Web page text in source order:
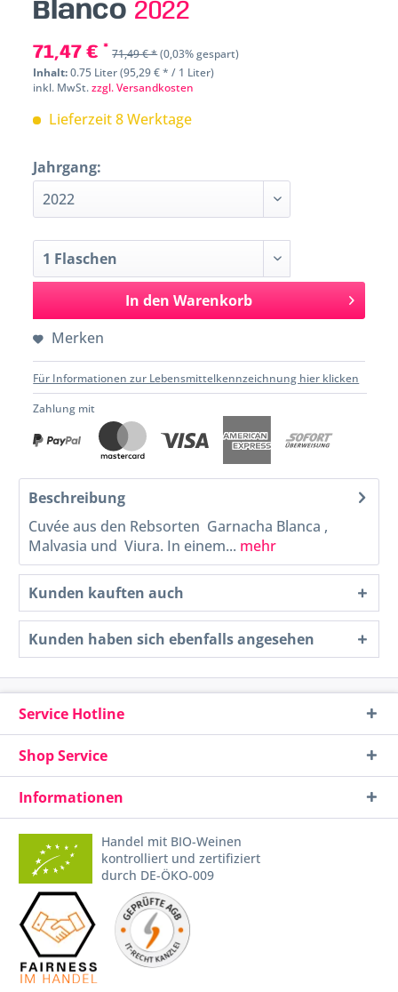
Blanco 2022
71,47 € * 71,49 € *(0,03% gespart)
Inhalt:0.75 Liter (95,29 € * / 1 Liter)
inkl. MwSt.zzgl. Versandkosten
Lieferzeit 8 Werktage
Jahrgang:
In den Warenkorb
Merken
Für Informationen zur Lebensmittelkennzeichnung hier klicken
Zahlung mit
Beschreibung
Cuvée aus den Rebsorten Garnacha Blanca ,
Malvasia und Viura. In einem... mehr
Kunden kauften auch
Kunden haben sich ebenfalls angesehen
Service Hotline
Shop Service
Informationen
Handel mit BIO-Weinen
kontrolliert und zertifiziert
durch DE-ÖKO-009